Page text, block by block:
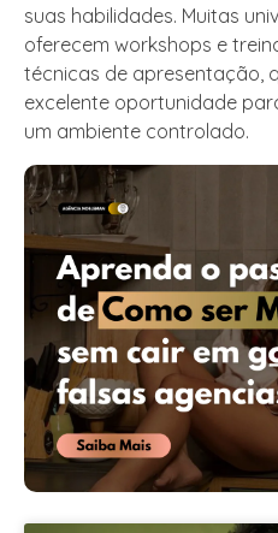
suas habilidades. Muitas
oferecem workshops e
técnicas de apresentação,
excelente oportunidade
um ambiente controlado.